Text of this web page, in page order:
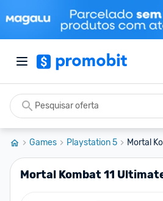
Games Playstation 5 Mortal
Mortal Kombat 11